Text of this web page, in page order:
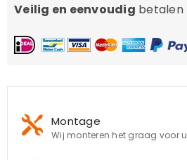
Veilig en eenvoudig betalen
Montage
Wij monteren het graag voor u